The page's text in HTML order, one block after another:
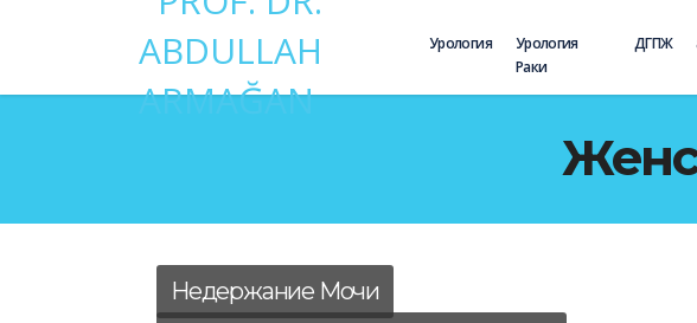
Урология
Урология
Раки
ДГПЖ
Недержание Мочи